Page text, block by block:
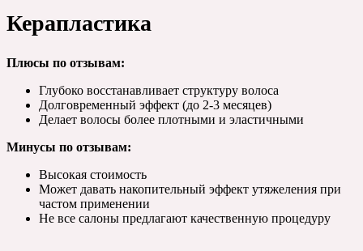
Керапластика
Плюсы по отзывам:
Глубоко восстанавливает структуру волоса
Долговременный эффект (до 2-3 месяцев)
Делает волосы более плотными и эластичными
Минусы по отзывам:
Высокая стоимость
Может давать накопительный эффект утяжеления при
частом применении
Не все салоны предлагают качественную процедуру